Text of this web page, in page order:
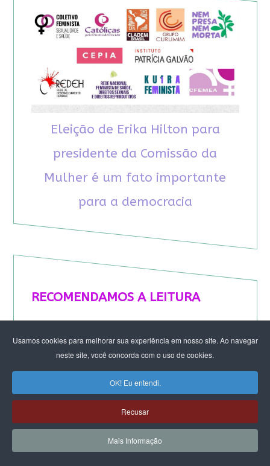
Usamos cookies para melhorar sua experiência em nosso site. Ao navegar
neste site, você concorda com o uso de cookies.
OK! Eu entendi.
Recusar
Mais Informação
Eleição de Erika Hilton para
presidente da Comissão da
Mulher é um fato importante
para a democracia
RECOMENDAMOS A LEITURA
antirracismo são indissociáveis na luta
anticapitalista
Rap transfeminista radical argentino na FLIPEI
Quem tem medo dos corpos trans?
Projetos de proteção às mulheres travados no
Congresso ameaçam a democracia
A revolução de Milton Santos